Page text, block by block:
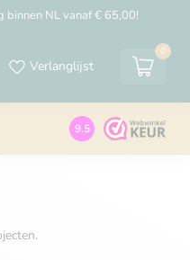
binnen NL vanaf € 65,00!
Verlanglijst
0
9.5